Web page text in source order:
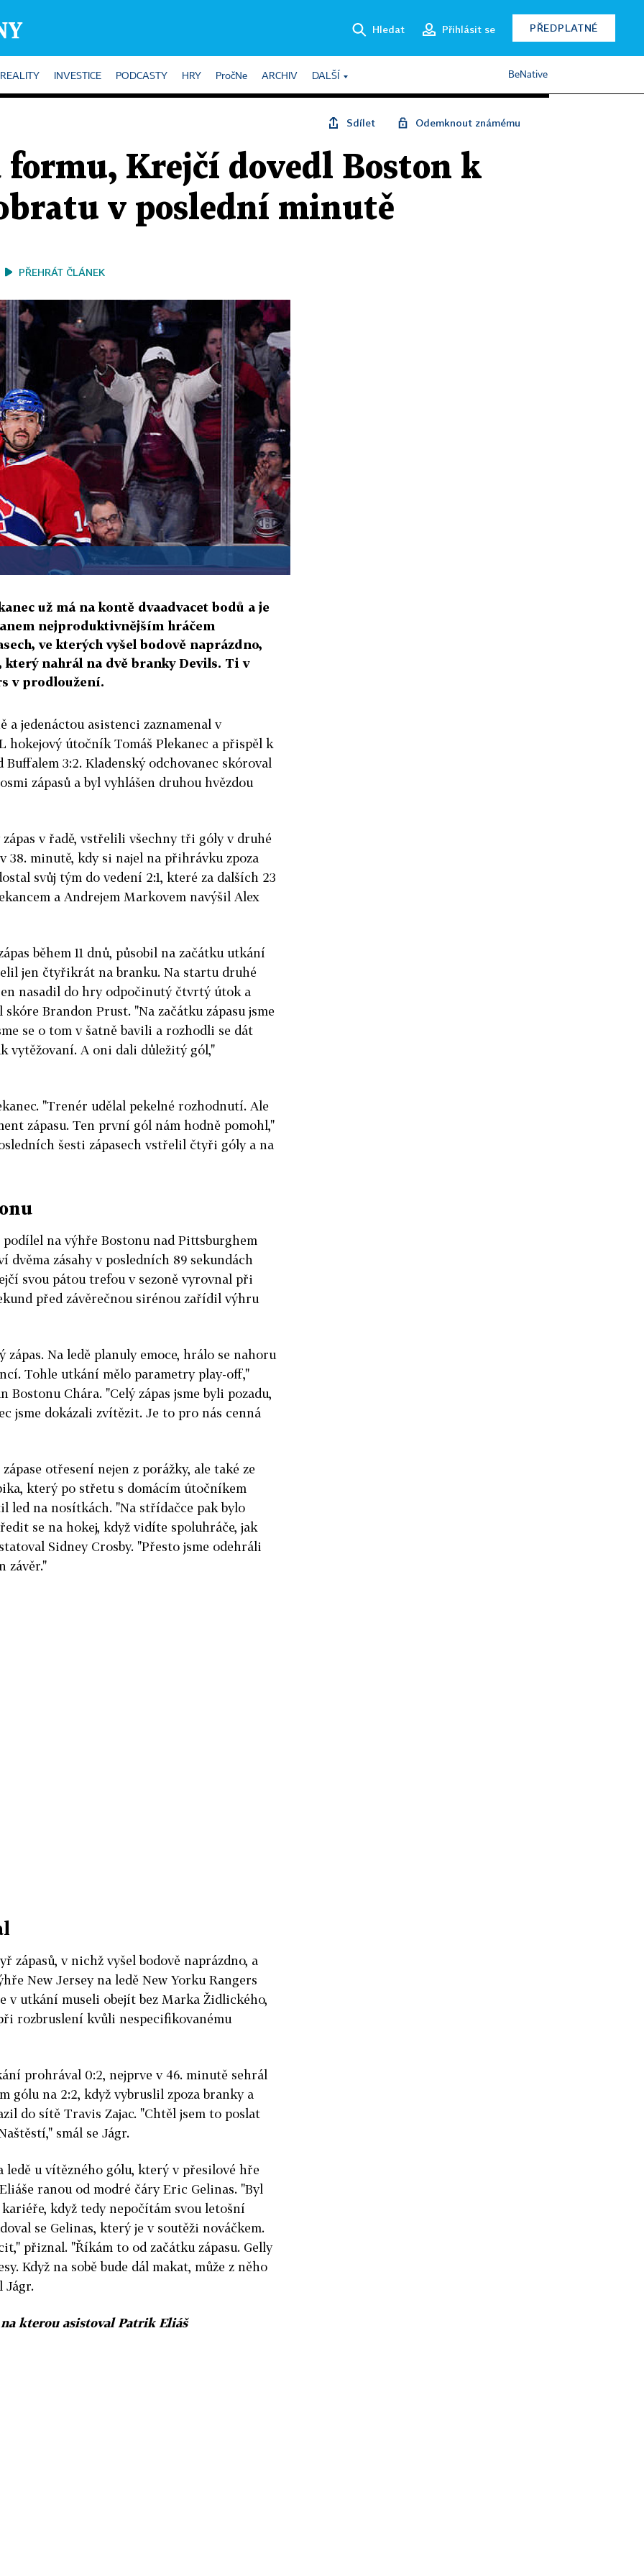
Hledat Přihlásit se PŘEDPLATNÉ
REALITY INVESTICE PODCASTY HRY PročNe ARCHIV DALŠÍ BeNative
Sdílet Odemknout známému
formu, Krejčí dovedl Boston k
v poslední minutě
PŘEHRÁT ČLÁNEK
už má na kontě dvaadvacet bodů a je
nejproduktivnějším hráčem
ve kterých vyšel bodově naprázdno,
nahrál na dvě branky Devils. Ti v
v prodloužení.
a jedenáctou asistenci zaznamenal v
hokejový útočník Tomáš Plekanec a přispěl k
3:2. Kladenský odchovanec skóroval
zápasů a byl vyhlášen druhou hvězdou
v řadě, vstřelili všechny tři góly v druhé
38. minutě, kdy si najel na přihrávku zpoza
svůj tým do vedení 2:1, které za dalších 23
a Andrejem Markovem navýšil Alex
během 11 dnů, působil na začátku utkání
jen čtyřikrát na branku. Na startu druhé
nasadil do hry odpočinutý čtvrtý útok a
Brandon Prust. "Na začátku zápasu jsme
se o tom v šatně bavili a rozhodli se dát
vytěžovaní. A oni dali důležitý gól,"
"Trenér udělal pekelné rozhodnutí. Ale
zápasu. Ten první gól nám hodně pomohl,"
šesti zápasech vstřelil čtyři góly a na
na výhře Bostonu nad Pittsburghem
zásahy v posledních 89 sekundách
svou pátou trefou v sezoně vyrovnal při
před závěrečnou sirénou zařídil výhru
Na ledě planuly emoce, hrálo se nahoru
Tohle utkání mělo parametry play-off,"
Bostonu Chára. "Celý zápas jsme byli pozadu,
jsme dokázali zvítězit. Je to pro nás cenná
otřesení nejen z porážky, ale také ze
který po střetu s domácím útočníkem
led na nosítkách. "Na střídačce pak bylo
se na hokej, když vidíte spoluhráče, jak
Sidney Crosby. "Přesto jsme odehráli
závěr."
v nichž vyšel bodově naprázdno, a
New Jersey na ledě New Yorku Rangers
v utkání museli obejít bez Marka Židlického,
rozbruslení kvůli nespecifikovanému
prohrával 0:2, nejprve v 46. minutě sehrál
gólu na 2:2, když vybruslil zpoza branky a
do sítě Travis Zajac. "Chtěl jsem to poslat
smál se Jágr.
ledě u vítězného gólu, který v přesilové hře
ranou od modré čáry Eric Gelinas. "Byl
když tedy nepočítám svou letošní
se Gelinas, který je v soutěži nováčkem.
přiznal. "Říkám to od začátku zápasu. Gelly
Když na sobě bude dál makat, může z něho
Jágr.
kterou asistoval Patrik Eliáš